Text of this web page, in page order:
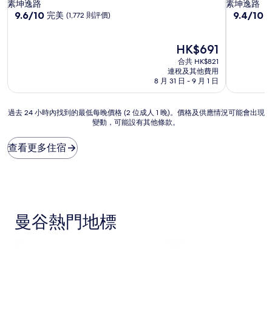
級
素坤逸路
9.6
完
(1,772
價)
篇
9.6/10 完美 (1,772 則評價)
現
售
HK$691
HK$691
合共 HK$821
連稅及其他費用
8 月 31 日 - 9 月 1 日
級
素坤逸路
9.4
完
(1,140
9.4/10
過
小
時
過去 24 小時內找到的最低每晚價格 (2 位成人 1 晚)。價格及供應情況可能會出現
變動，可能設有其他條款。
查看更多住宿
曼谷熱門地標